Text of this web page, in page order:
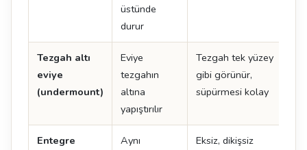
üstünde
durur
Tezgah altı
eviye
(undermount)
Eviye
tezgahın
altına
yapıştırılır
Tezgah tek yüzey
gibi görünür,
süpürmesi kolay
Entegre
Aynı
Eksiz, dikişsiz